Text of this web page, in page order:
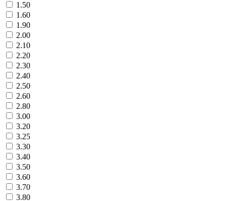
1.50
1.60
1.90
2.00
2.10
2.20
2.30
2.40
2.50
2.60
2.80
3.00
3.20
3.25
3.30
3.40
3.50
3.60
3.70
3.80